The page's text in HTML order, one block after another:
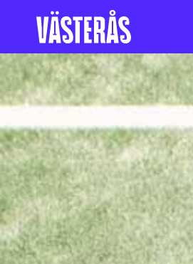
Hoppa till innehåll